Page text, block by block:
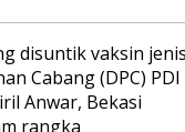
disuntik vaksin
Cabang (DPC) PDI
Anwar, Bekasi
rangka